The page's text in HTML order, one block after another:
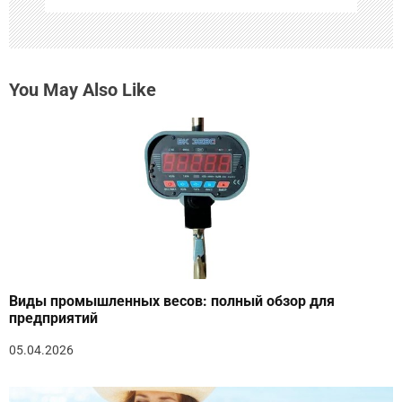
You May Also Like
Виды промышленных весов: полный обзор для
предприятий
05.04.2026